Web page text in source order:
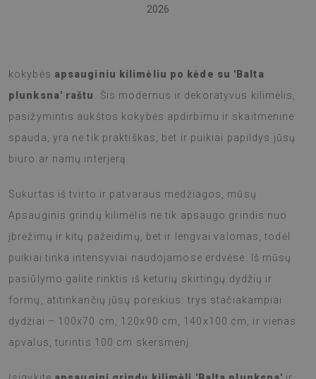
2026
kokybės apsauginiu kilimėliu po kėde su 'Balta
plunksna' raštu
. Šis modernus ir dekoratyvus kilimėlis,
pasižymintis aukštos kokybės apdirbimu ir skaitmenine
spauda, yra ne tik praktiškas, bet ir puikiai papildys jūsų
biuro ar namų interjerą.
Sukurtas iš tvirto ir patvaraus medžiagos, mūsų
Apsauginis grindų kilimėlis ne tik apsaugo grindis nuo
įbrėžimų ir kitų pažeidimų, bet ir lengvai valomas, todėl
puikiai tinka intensyviai naudojamose erdvėse. Iš mūsų
pasiūlymo galite rinktis iš keturių skirtingų dydžių ir
formų, atitinkančių jūsų poreikius: trys stačiakampiai
dydžiai – 100x70 cm, 120x90 cm, 140x100 cm, ir vienas
apvalus, turintis 100 cm skersmenį.